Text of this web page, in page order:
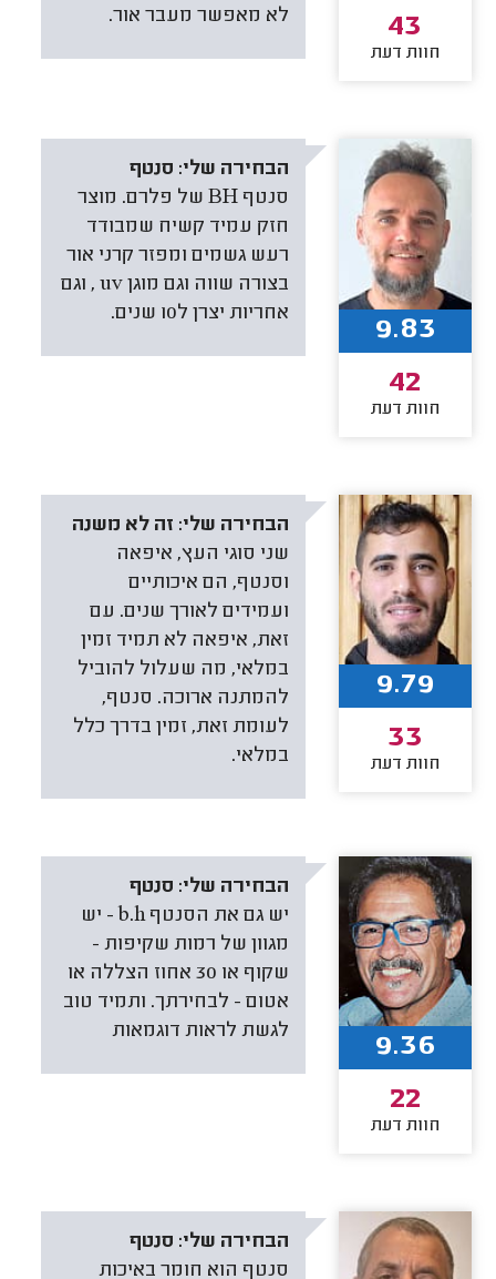
לא מאפשר מעבר אור.
43
חוות דעת
הבחירה שלי: סנטף
סנטף BH של פלרם. מוצר
חזק עמיד קשיח שמבודד
רעש גשמים ומפזר קרני אור
בצורה שווה וגם מוגן uv , וגם
אחריות יצרן ל10 שנים.
9.83
42
חוות דעת
הבחירה שלי: זה לא משנה
שני סוגי העץ, איפאה
וסנטף, הם איכותיים
ועמידים לאורך שנים. עם
זאת, איפאה לא תמיד זמין
במלאי, מה שעלול להוביל
להמתנה ארוכה. סנטף,
לעומת זאת, זמין בדרך כלל
במלאי.
9.79
33
חוות דעת
הבחירה שלי: סנטף
יש גם את הסנטף b.h - יש
מגוון של רמות שקיפות -
שקוף או 30 אחוז הצללה או
אטום - לבחירתך. ותמיד טוב
לגשת לראות דוגמאות
9.36
22
חוות דעת
הבחירה שלי: סנטף
סנטף הוא חומר באיכות